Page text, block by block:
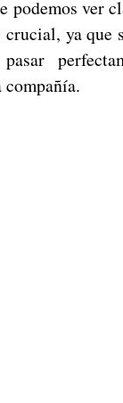
podemos ver
ya que